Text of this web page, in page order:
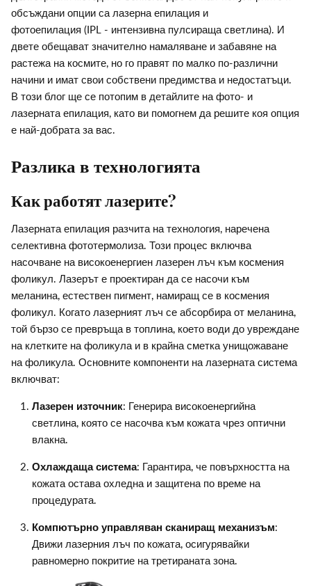
обсъждани опции са лазерна епилация и
фотоепилация (IPL - интензивна пулсираща светлина). И
двете обещават значително намаляване и забавяне на
растежа на космите, но го правят по малко по-различни
начини и имат свои собствени предимства и недостатъци.
В този блог ще се потопим в детайлите на фото- и
лазерната епилация, като ви помогнем да решите коя опция
е най-добрата за вас.
Разлика в технологията
Как работят лазерите?
Лазерната епилация разчита на технология, наречена
селективна фототермолиза. Този процес включва
насочване на високоенергиен лазерен лъч към космения
фоликул. Лазерът е проектиран да се насочи към
меланина, естествен пигмент, намиращ се в космения
фоликул. Когато лазерният лъч се абсорбира от меланина,
той бързо се превръща в топлина, което води до увреждане
на клетките на фоликула и в крайна сметка унищожаване
на фоликула. Основните компоненти на лазерната система
включват:
Лазерен източник: Генерира високоенергийна
светлина, която се насочва към кожата чрез оптични
влакна.
Охлаждаща система: Гарантира, че повърхността на
кожата остава охледна и защитена по време на
процедурата.
Компютърно управляван сканиращ механизъм:
Движи лазерния лъч по кожата, осигурявайки
равномерно покритие на третираната зона.